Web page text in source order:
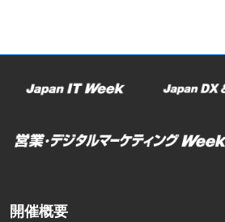
む
開催概要